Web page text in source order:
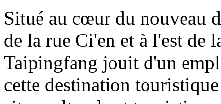
Situé au cœur du nouveau
de la rue Ci'en et à l'est de
Taipingfang jouit d'un
cette destination